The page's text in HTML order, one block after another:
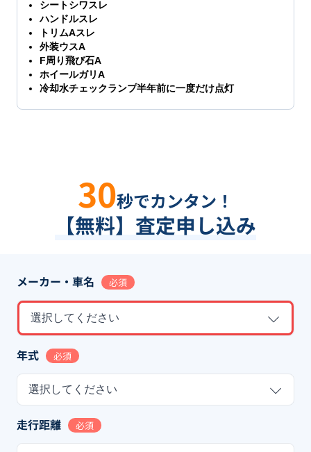
シートシワスレ
ハンドルスレ
トリムAスレ
外装ウスA
F周り飛び石A
ホイールガリA
冷却水チェックランプ半年前に一度だけ点灯
30秒でカンタン！
【無料】査定申し込み
メーカー・車名 必須
選択してください
年式 必須
選択してください
走行距離 必須